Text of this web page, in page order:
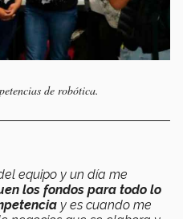
de robótica.
equipo y un día me
los fondos para todo lo
y es cuando me